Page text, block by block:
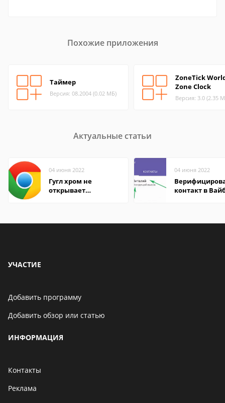
Похожие приложения
Таймер
Версия: 08.2004 (0.02 МБ)
ZoneTick
Zone Clock
Версия: 3.0 (2.35
Актуальные статьи
04 июня 2022
Гугл хром не
открывает
04 июня 2022
контакт в
УЧАСТИЕ
Добавить программу
Добавить обзор или статью
ИНФОРМАЦИЯ
Контакты
Реклама